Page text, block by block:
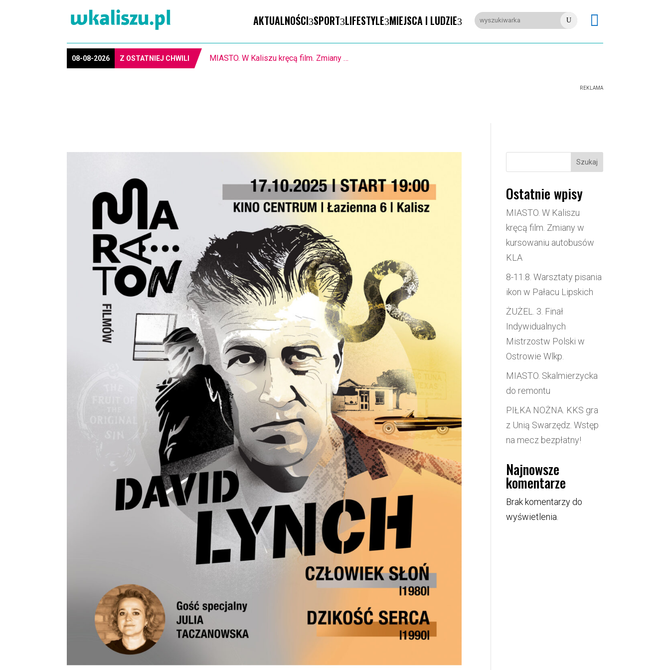
AKTUALNOŚCI SPORT LIFESTYLE MIEJSCA I LUDZIE U 
08-08-2026 Z OSTATNIEJ CHWILI 8-11.8. Warsztaty pisania ikon w Pałacu Lipskich
REKLAMA
Szukaj
Ostatnie wpisy
MIASTO. W Kaliszu
kręcą film. Zmiany w
kursowaniu autobusów
KLA
8-11.8. Warsztaty pisania
ikon w Pałacu Lipskich
ŻUŻEL. 3. Finał
Indywidualnych
Mistrzostw Polski w
Ostrowie Wlkp.
MIASTO. Skalmierzycka
do remontu
PIŁKA NOŻNA. KKS gra
z Unią Swarzędz. Wstęp
na mecz bezpłatny!
Najnowsze
komentarze
Brak komentarzy do
wyświetlenia.